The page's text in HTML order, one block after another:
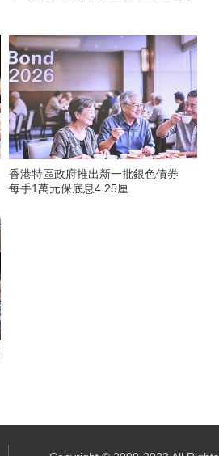
香港特區政府推出新一批銀色債券
每手1萬元保底息4.25厘